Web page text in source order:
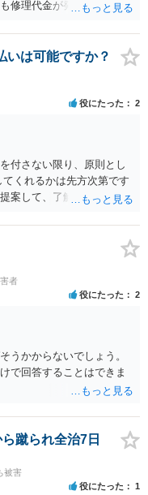
修理代金が発生している
良いかと思います。威圧
利用しては如何でしょう
いは可能ですか？
役にたった 2
付さない限り、原則とし
くれるかは先方次第です
案して、了解してもらえ
者
役にたった 2
うかからないでしょう。
で回答することはできま
蹴られ全治7日
被害
役にたった 1